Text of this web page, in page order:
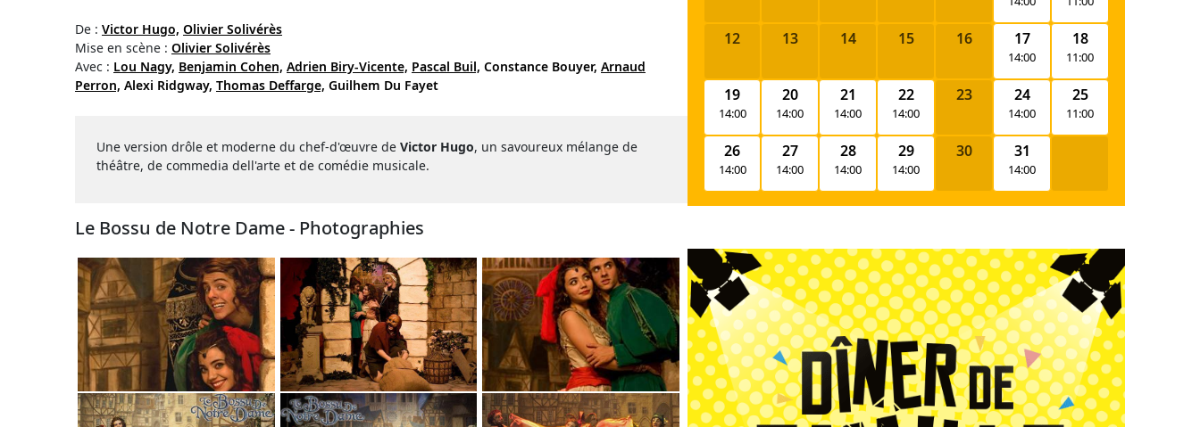
De : Victor Hugo, Olivier Solivérès
Mise en scène : Olivier Solivérès
Avec : Lou Nagy, Benjamin Cohen, Adrien Biry-Vicente, Pascal Buil, Constance Bouyer, Arnaud
Perron, Alexi Ridgway, Thomas Deffarge, Guilhem Du Fayet
Une version drôle et moderne du chef-d'œuvre de Victor Hugo, un savoureux mélange de
théâtre, de commedia dell'arte et de comédie musicale.
Le Bossu de Notre Dame - Photographies
12 13 14 15 16 17
14:00
18
11:00
19
14:00
20
14:00
21
14:00
22
14:00
23 24
14:00
25
11:00
26
14:00
27
14:00
28
14:00
29
14:00
30 31
14:00